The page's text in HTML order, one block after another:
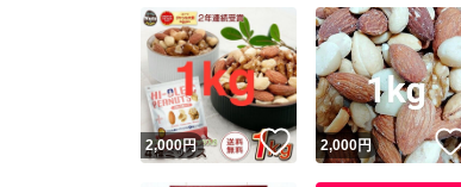
2,000円 いいね！
2,000円